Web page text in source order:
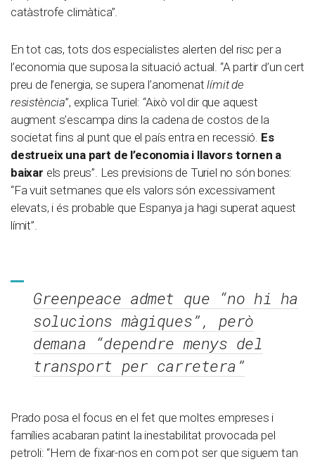
catàstrofe climàtica”.
En tot cas, tots dos especialistes alerten del risc per a
l’economia que suposa la situació actual. “A partir d’un cert
preu de l’energia, se supera l’anomenatlímit de
resistència”, explica Turiel: “Això vol dir que aquest
augment s’escampa dins la cadena de costos de la
societat fins al punt que el país entra en recessió. Es
destrueix una part de l’economia i llavors tornen a
baixar els preus”. Les previsions de Turiel no són bones:
“Fa vuit setmanes que els valors són excessivament
elevats, i és probable que Espanya ja hagi superat aquest
límit”.
Greenpeace admet que “no hi ha
solucions màgiques”, però
demana “dependre menys del
transport per carretera”
Prado posa el focus en el fet que moltes empreses i
famílies acabaran patint la inestabilitat provocada pel
petroli: “Hem de fixar-nos en com pot ser que siguem tan